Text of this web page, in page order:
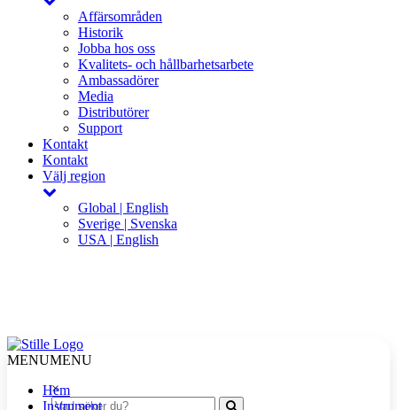
Affärsområden
Historik
Jobba hos oss
Kvalitets- och hållbarhetsarbete
Ambassadörer
Media
Distributörer
Support
Kontakt
Kontakt
Välj region
Global | English
Sverige | Svenska
USA | English
×
MENUMENU
Hem
Instrument